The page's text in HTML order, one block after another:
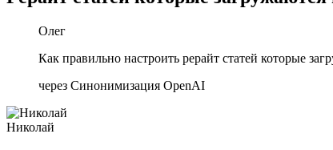
Олег
Как правильно настроить рерайт статей которые
через Синонимизация OpenAI
Николай